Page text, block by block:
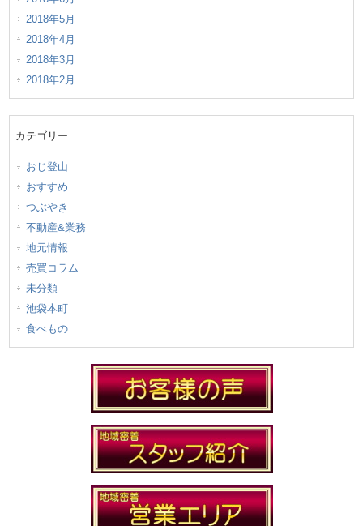
2018年5月
2018年4月
2018年3月
2018年2月
カテゴリー
おじ登山
おすすめ
つぶやき
不動産&業務
地元情報
売買コラム
未分類
池袋本町
食べもの